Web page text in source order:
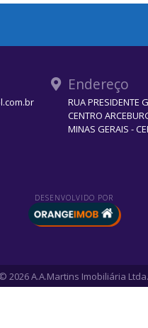
Endereço
RUA PRESIDENTE
CENTRO
MINAS GERAIS -
DESENVOLVIDO POR
© 2026 A.A.Martins Imobiliária Ltda.